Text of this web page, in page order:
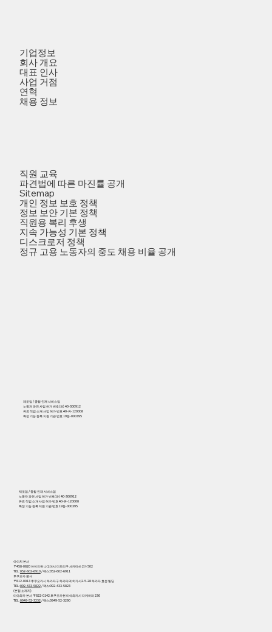
기업정보
회사 개요
대표 인사
사업 거점
연혁
채용 정보
직원 교육
파견법에 따른 마진률 공개
Sitemap
개인 정보 보호 정책
정보 보안 기본 정책
직원용 복리 후생
지속 가능성 기본 정책
디스크로저 정책
정규 고용 노동자의 중도 채용 비율 공개
제조업 / 종합 인재 서비스업
노동자 파견 사업 허가 번호(파) 40-300912
유료 직업 소개 사업 허가 번호 40-유-120008
특정 기능 등록 지원 기관 번호 19등-000395
제조업 / 종합 인재 서비스업
노동자 파견 사업 허가 번호(파) 40-300912
유료 직업 소개 사업 허가 번호 40-유-120008
특정 기능 등록 지원 기관 번호 19등-000395
아이치 본사
〒458-0820 아이치현 나고야시 미도리구 사카마쓰 2가 502
TEL:052-602-6910/ 팩스:052-602-6911
후쿠오카 본사
〒812-0013 후쿠오카시 하카타구 하카타역 히가시2-5-28 하카타 효성 빌딩
TEL:092-433-5822/ 팩스:092-433-5823
(본점 소재지)
미야와카 본사 〒822-0142 후쿠오카현 미야와카시 다케하라 236
TEL:0949-52-3232/ 팩스:0949-52-3290